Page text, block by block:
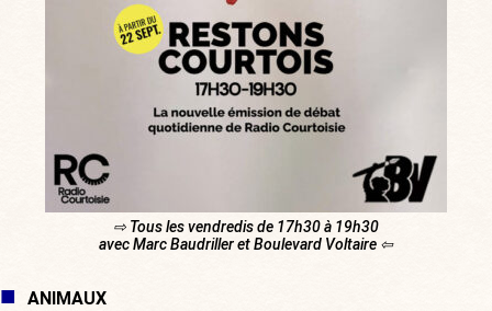
⇨ Tous les vendredis de 17h30 à 19h30
avec Marc Baudriller et Boulevard Voltaire ⇦
ANIMAUX